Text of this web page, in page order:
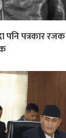
पत्रकार